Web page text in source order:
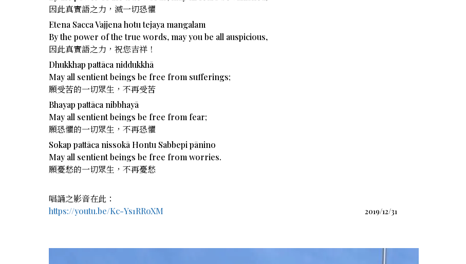
因此真實語之力，滅一切恐懼
Etena Sacca Vajjena hotu tejaya mangalam
By the power of the true words, may you be all auspicious,
因此真實語之力，祝您吉祥！
Dhukkhap pattāca niddukkhā
May all sentient beings be free from sufferings;
願受苦的一切眾生，不再受苦
Bhayap pattāca nibbhayā
May all sentient beings be free from fear;
願恐懼的一切眾生，不再恐懼
Sokap pattāca nissokā Hontu Sabbepi pānino
May all sentient beings be free from worries.
願憂愁的一切眾生，不再憂愁
唱誦之影音在此：
https://youtu.be/Kc-Ys1RRoXM
2019/12/31